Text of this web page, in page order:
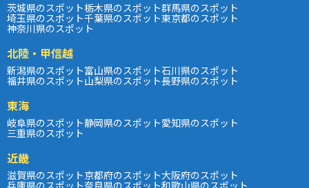
茨城県のスポット栃木県のスポット群馬県のスポット
埼玉県のスポット千葉県のスポット東京都のスポット
神奈川県のスポット
北陸・甲信越
新潟県のスポット富山県のスポット石川県のスポット
福井県のスポット山梨県のスポット長野県のスポット
東海
岐阜県のスポット静岡県のスポット愛知県のスポット
三重県のスポット
近畿
滋賀県のスポット京都府のスポット大阪府のスポット
兵庫県のスポット奈良県のスポット和歌山県のスポット